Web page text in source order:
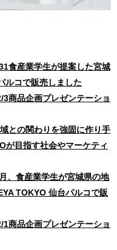
食産業学生が提案した宮城
ルコで販売しました
3商品企画プレゼンテーショ
との関わりを強固に作り手
が目指す社会やマーケティ
、食産業学生が宮城県の地
TOKYO 仙台パルコで販
1商品企画プレゼンテーショ